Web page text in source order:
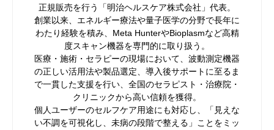
正規販売を行う「明治ヘルスケア株式会社」代表。
創業以来、エネルギー療法や量子医学の分野で長年に
わたり経験を積み、Meta HunterやBioplasmなど高精
度スキャン機器を専門的に取り扱う。
医療・施術・セラピーの現場において、波動測定機器
の正しい活用法や製品選定、導入後サポートに至るま
で一貫した支援を行い、全国のセラピスト・治療院・
クリニックから高い信頼を獲得。
個人ユーザーのセルフケア用途にも対応し、「見えな
い不調を可視化し、未病の段階で整える」ことをミッ